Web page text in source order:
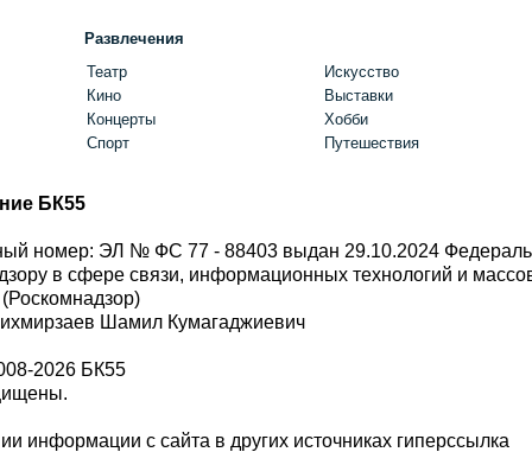
Развлечения
Театр
Кино
Концерты
Спорт
Искусство
Выставки
Хобби
Путешествия
БК55
номер: ЭЛ № ФС 77 - 88403 выдан 29.10.2024
в сфере связи, информационных технологий и
Шамил Кумагаджиевич
2026 БК55
информации с сайта в других источниках гиперссылка